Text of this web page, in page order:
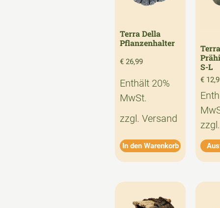
Terra Della
Pflanzenhalter
€ 26,99
Enthält 20%
MwSt.
zzgl. Versand
In den Warenkorb
S-L
€